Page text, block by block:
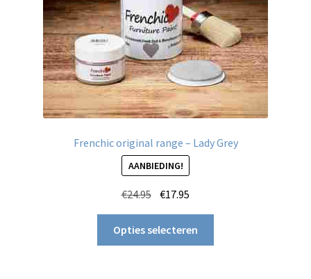
Frenchic original range – Lady Grey
AANBIEDING!
€24.95 Oorspronkelijke
prijs
was:
€24.95.
€17.95
prijs
is:
€17.95.
Opties selecteren